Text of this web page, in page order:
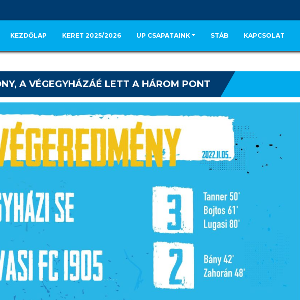
KEZDŐLAP KERET 2025/2026 UP CSAPATAINK STÁB KAPCSOLAT
A VÉGEGYHÁZÁÉ LETT A HÁROM PONT